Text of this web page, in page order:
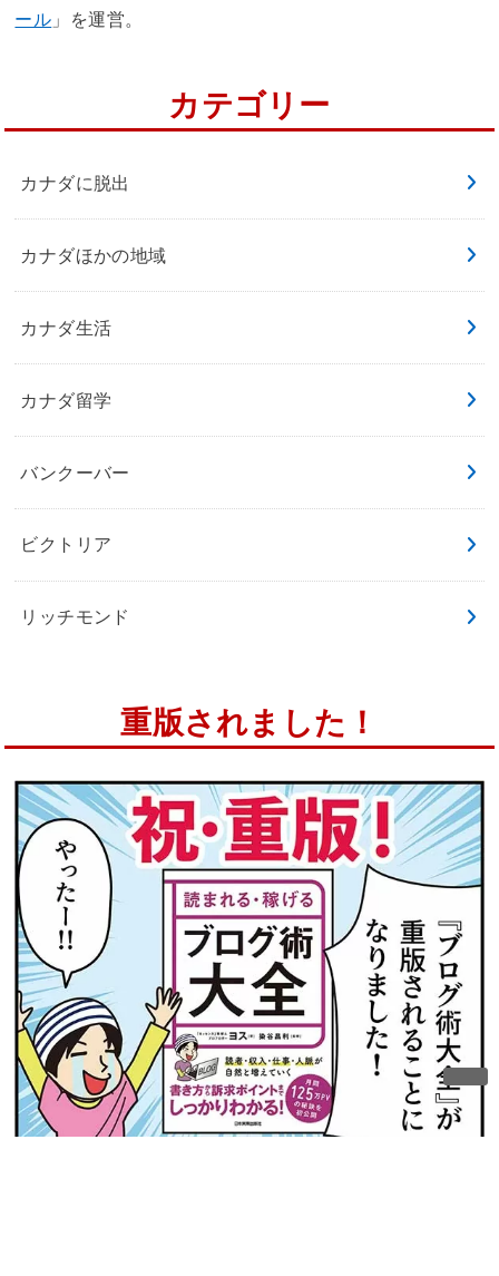
ール 」を運営。
カテゴリー
カナダに脱出
カナダほかの地域
カナダ生活
カナダ留学
バンクーバー
ビクトリア
リッチモンド
重版されました！